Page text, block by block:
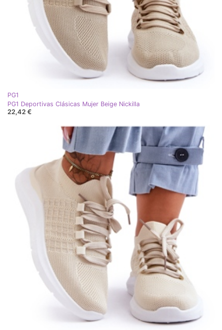
PG1
PG1 Deportivas Clásicas Mujer Beige Nickilla
22,42 €